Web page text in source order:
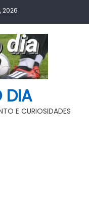
2026
DIA
E CURIOSIDADES